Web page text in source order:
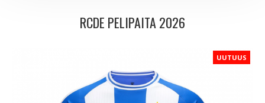
RCDE PELIPAITA 2026
UUTUUS